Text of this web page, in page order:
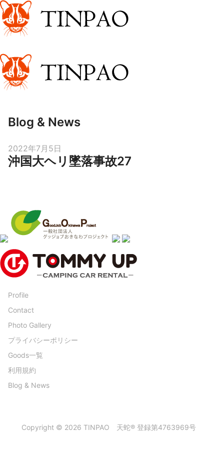
Blog & News
Posted
on
2022年7月5日
沖国大ヘリ墜落事故27
Profile
Contact
Photo Gallery
プライバシーポリシー
Goods一覧
利用規約
Blog & News
Copyright © 2026 TINPAO